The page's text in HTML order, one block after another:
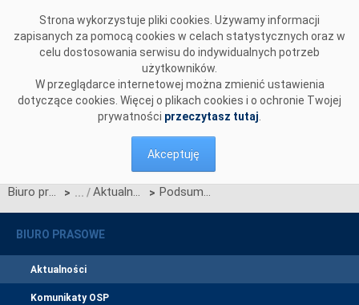
Strona wykorzystuje pliki cookies. Używamy informacji
zapisanych za pomocą cookies w celach statystycznych oraz w
celu dostosowania serwisu do indywidualnych potrzeb
użytkowników.
W przeglądarce internetowej można zmienić ustawienia
dotyczące cookies. Więcej o plikach cookies i o ochronie Twojej
prywatności przeczytasz tutaj
Akceptuję
Biuro prasowe > Aktualności > Podsumowujemy kwartalny okres wnioskowania o zmiany w Zakresie Danych Migracji CSIRE
BIURO PRASOWE
Aktualności
Komunikaty OSP